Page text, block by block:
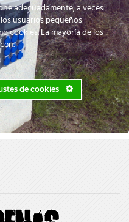
publicar un comentario.
adecuadamente, a veces
usuarios pequeños
cookies. La mayoría de los
de cookies